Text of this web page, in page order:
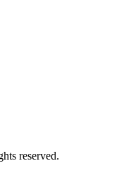
reserved.